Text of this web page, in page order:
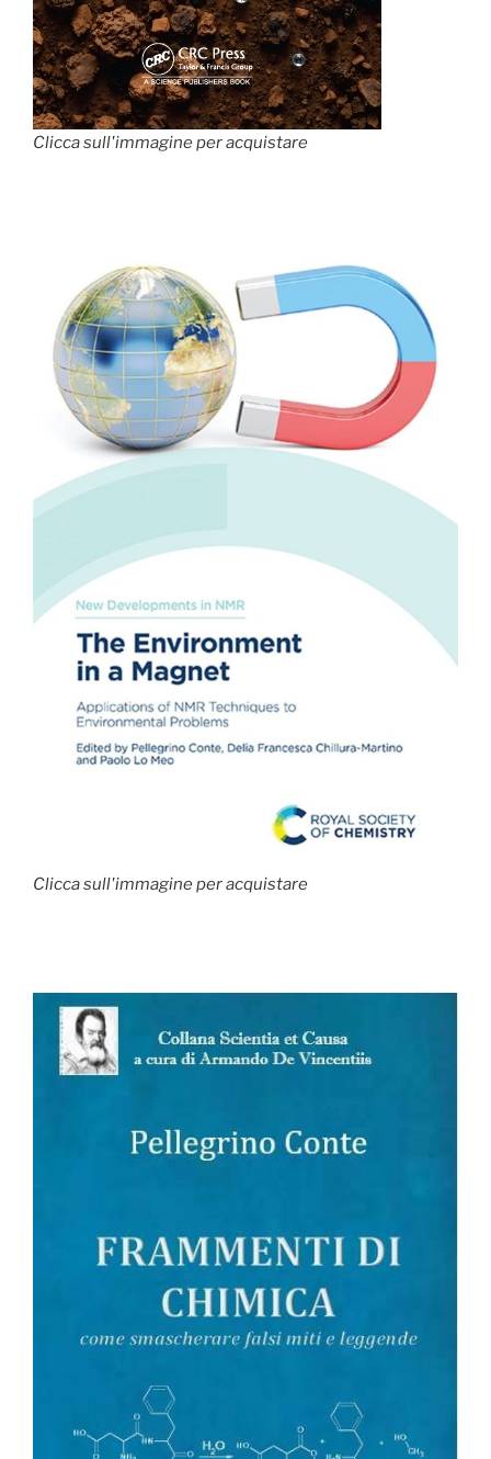
Clicca sull'immagine per acquistare
Clicca sull'immagine per acquistare